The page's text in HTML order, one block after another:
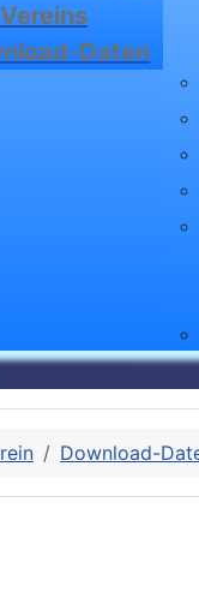
Daten
Download-